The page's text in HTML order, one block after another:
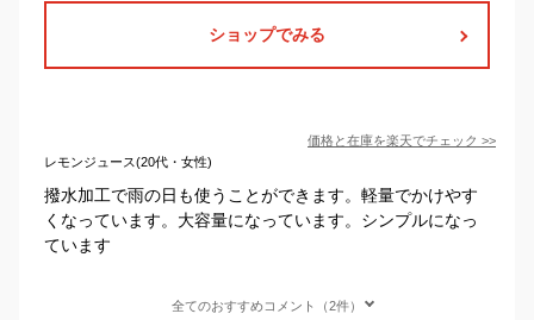
ショップでみる
価格と在庫を楽天でチェック >>
レモンジュース(20代・女性)
撥水加工で雨の日も使うことができます。軽量でかけやす
くなっています。大容量になっています。シンプルになっ
ています
全てのおすすめコメント（2件）